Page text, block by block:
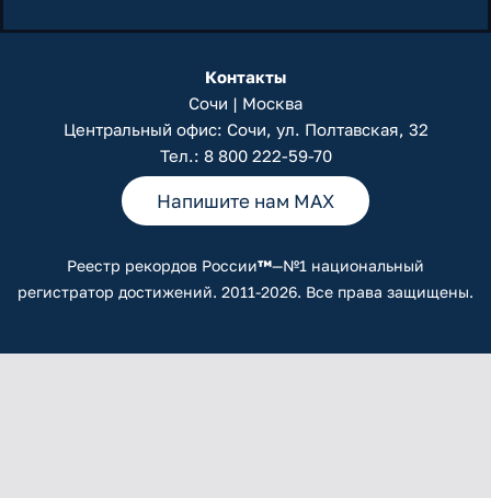
Контакты
Сочи | Москва
Центральный офис: Сочи, ул. Полтавская, 32
Тел.: 8 800 222-59-70
Напишите нам MAX
Реестр рекордов России™—№1 национальный
регистратор достижений. 2011-2026. Все права защищены.